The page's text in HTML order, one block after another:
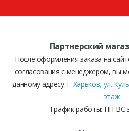
Партнерский
После оформления заказа на
согласования с менеджером, вы
данному адресу: г. Харьков, ул.
этаж
График работы: ПН-ВС